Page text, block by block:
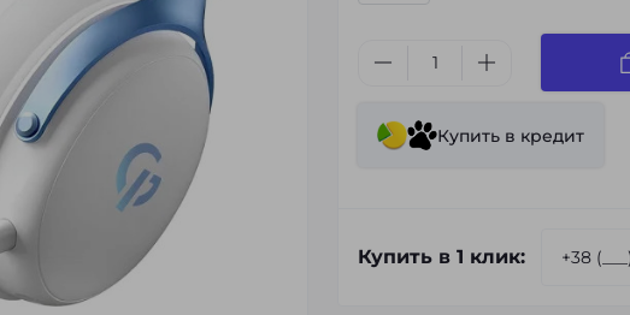
Купить в кредит
Купить в 1 клик: